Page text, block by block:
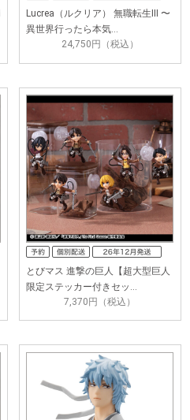
Lucrea（ルクリア） 無職転生III 〜
異世界行ったら本気…
24,750円（税込）
とびマス 進撃の巨人【超大型巨人
限定ステッカー付きセッ…
7,370円（税込）